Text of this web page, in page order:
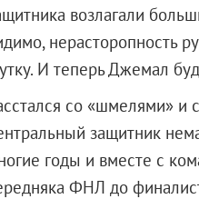
возлагали
нерасторопность
И теперь Джемал
со «шмелями» и
защитник
годы и вместе с
ФНЛ до